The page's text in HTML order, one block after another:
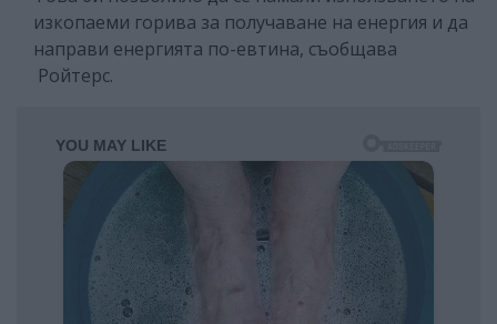
изкопаеми горива за получаване на енергия и да
направи енергията по-евтина, съобщава
Ройтерс.